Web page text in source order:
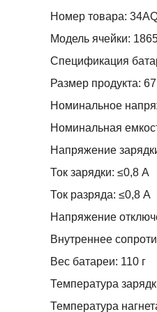
Номер товара:
Модель ячейки:
Спецификация
Размер продукта:
Номинальное
Номинальная
Напряжение
Ток зарядки: ≤0,8 А
Ток разряда: ≤0,8 А
Напряжение
Внутреннее
Вес батареи: 110 г
Температура
Температура